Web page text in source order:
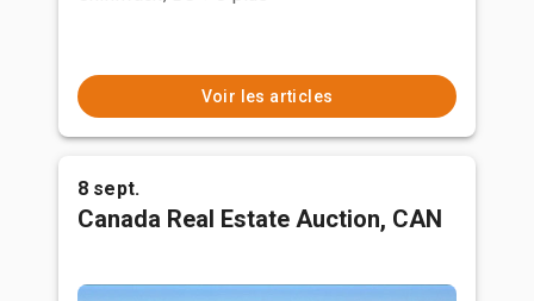
Voir les articles
8 sept.
Canada Real Estate Auction, CAN